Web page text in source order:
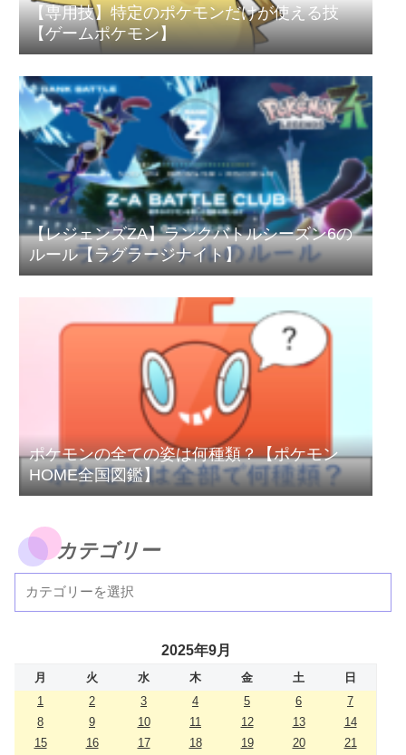
【専用技】特定のポケモンだけが使える技
【ゲームポケモン】
【レジェンズZA】ランクバトルシーズン6の
ルール【ラグラージナイト】
ポケモンの全ての姿は何種類？【ポケモン
HOME全国図鑑】
カテゴリー
2025年9月
月 火 水 木 金 土
日
1
2 3 4 5 6
7
8
9 10 11 12 13
14
15
16 17 18 19 20
21